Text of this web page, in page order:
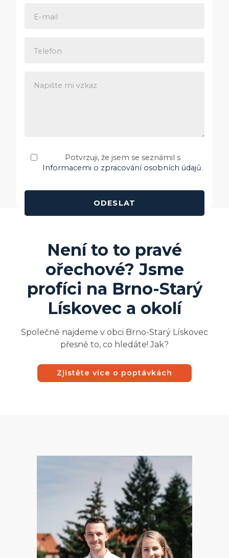
E-mail
Telefon
Napište mi vzkaz
Potvrzuji, že jsem se seznámil s
Informacemi o zpracování osobních údajů.
Není to to pravé
ořechové? Jsme
profíci na Brno-Starý
Lískovec a okolí
Společně najdeme v obci Brno-Starý Lískovec
přesně to, co hledáte! Jak?
Zjistěte více o poptávkách